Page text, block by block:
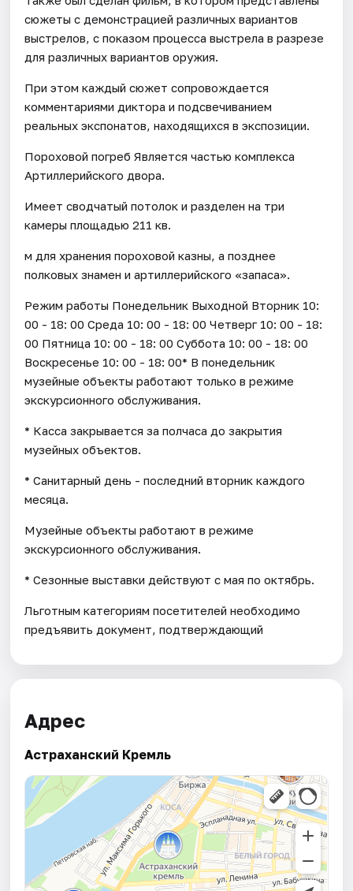
сюжеты с демонстрацией различных вариантов
выстрелов, с показом процесса выстрела в разрезе
для различных вариантов оружия.
При этом каждый сюжет сопровождается
комментариями диктора и подсвечиванием
реальных экспонатов, находящихся в экспозиции.
Пороховой погреб Является частью комплекса
Артиллерийского двора.
Имеет сводчатый потолок и разделен на три
камеры площадью 211 кв.
м для хранения пороховой казны, а позднее
полковых знамен и артиллерийского «запаса».
Режим работы Понедельник Выходной Вторник 10:
00 - 18: 00 Среда 10: 00 - 18: 00 Четверг 10: 00 - 18:
00 Пятница 10: 00 - 18: 00 Суббота 10: 00 - 18: 00
Воскресенье 10: 00 - 18: 00* В понедельник
музейные объекты работают только в режиме
экскурсионного обслуживания.
* Касса закрывается за полчаса до закрытия
музейных объектов.
* Санитарный день - последний вторник каждого
месяца.
Музейные объекты работают в режиме
экскурсионного обслуживания.
* Cезонные выставки действуют с мая по октябрь.
Льготным категориям посетителей необходимо
предъявить документ, подтверждающий
Адрес
Астраханский Кремль